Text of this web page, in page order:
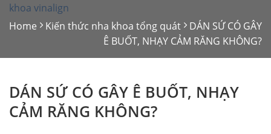
khoa vinalign
Home
Kiến thức nha khoa tổng quát
DÁN SỨ CÓ GÂY
Ê BUỐT, NHẠY CẢM RĂNG KHÔNG?
DÁN SỨ CÓ GÂY Ê BUỐT, NHẠY
CẢM RĂNG KHÔNG?